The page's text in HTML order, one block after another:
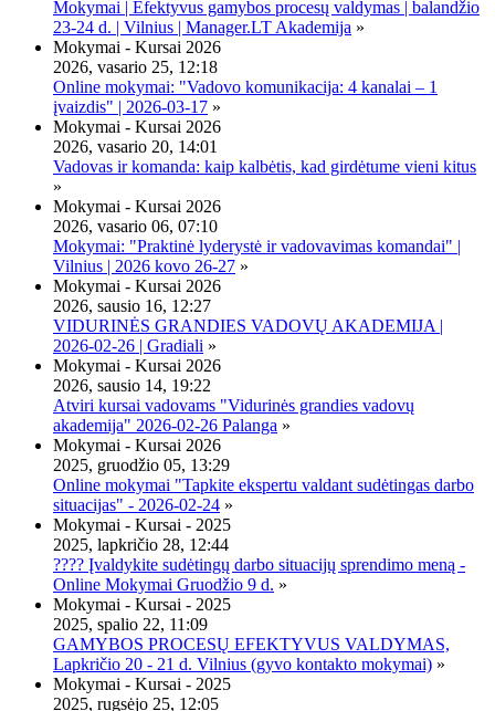
Mokymai | Efektyvus gamybos procesų valdymas | balandžio
23-24 d. | Vilnius | Manager.LT Akademija »
Mokymai - Kursai 2026
2026, vasario 25, 12:18
Online mokymai: "Vadovo komunikacija: 4 kanalai – 1
įvaizdis" | 2026-03-17 »
Mokymai - Kursai 2026
2026, vasario 20, 14:01
Vadovas ir komanda: kaip kalbėtis, kad girdėtume vieni kitus
»
Mokymai - Kursai 2026
2026, vasario 06, 07:10
Mokymai: "Praktinė lyderystė ir vadovavimas komandai" |
Vilnius | 2026 kovo 26-27 »
Mokymai - Kursai 2026
2026, sausio 16, 12:27
VIDURINĖS GRANDIES VADOVŲ AKADEMIJA |
2026-02-26 | Gradiali »
Mokymai - Kursai 2026
2026, sausio 14, 19:22
Atviri kursai vadovams "Vidurinės grandies vadovų
akademija" 2026-02-26 Palanga »
Mokymai - Kursai 2026
2025, gruodžio 05, 13:29
Online mokymai "Tapkite ekspertu valdant sudėtingas darbo
situacijas" - 2026-02-24 »
Mokymai - Kursai - 2025
2025, lapkričio 28, 12:44
???? Įvaldykite sudėtingų darbo situacijų sprendimo meną -
Online Mokymai Gruodžio 9 d. »
Mokymai - Kursai - 2025
2025, spalio 22, 11:09
GAMYBOS PROCESŲ EFEKTYVUS VALDYMAS,
Lapkričio 20 - 21 d. Vilnius (gyvo kontakto mokymai) »
Mokymai - Kursai - 2025
2025, rugsėjo 25, 12:05